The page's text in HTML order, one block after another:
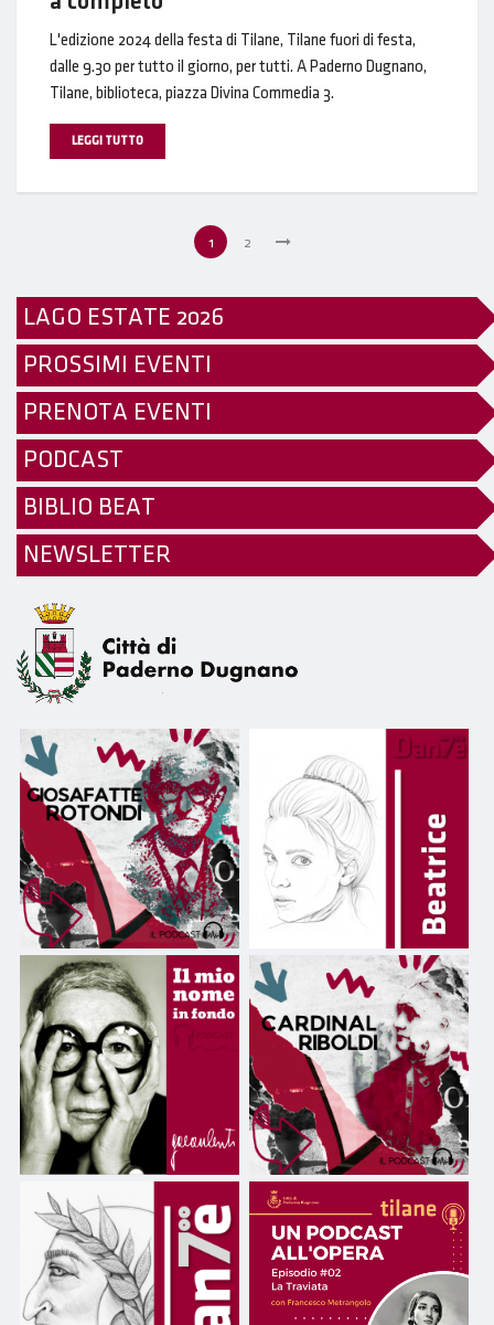
L'edizione 2024 della festa di Tilane, Tilane fuori di festa,
dalle 9.30 per tutto il giorno, per tutti. A Paderno Dugnano,
Tilane, biblioteca, piazza Divina Commedia 3.
LEGGI TUTTO
1 2
LAGO ESTATE 2026
PROSSIMI EVENTI
PRENOTA EVENTI
PODCAST
BIBLIO BEAT
NEWSLETTER